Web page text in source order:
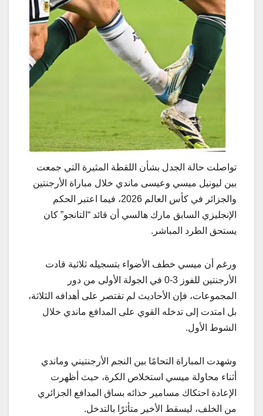
تواصلت حالة الجدل بشأن اللقطة المثيرة التي جمعت
بين ليونيل ميسي وعيسى ماندي خلال مباراة الأرجنتين
والجزائر في كأس العالم 2026، فيما اعتبر الحكم
الإنجليزي السابق مارك هالسي أن قائد “التانجو” كان
يستحق الطرد المباشر.
ورغم أن ميسي خطف الأضواء بتسجيله ثلاثية قادت
الأرجنتين للفوز 3-0 في الجولة الأولى من دور
المجموعات، فإن الأحاديث لم تقتصر على أهدافه الثلاثة،
بل امتدت إلى تدخله القوي على المدافع ماندي خلال
الشوط الأول.
وشهدت المباراة التحامًا بين النجم الأرجنتيني وماندي
أثناء محاولة ميسي استخلاص الكرة، حيث أظهرت
الإعادة احتكاك مسامير حذائه بساق المدافع الجزائري
من الخلف، ليسقط الأخير متأثرًا بالتدخل.